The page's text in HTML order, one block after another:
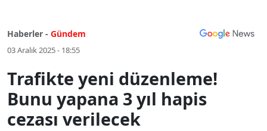
Haberler - Gündem
03 Aralık 2025 - 18:55
Trafikte yeni düzenleme!
Bunu yapana 3 yıl hapis
cezası verilecek